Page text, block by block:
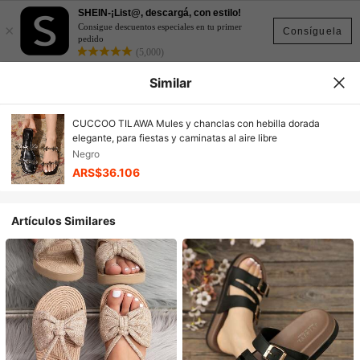
Consíguela
×
SHEIN-¡List@, descargá, con estilo!
Consigue descuentos especiales en tu primer
pedido
(5,000)
Similar
CUCCOO TILAWA Mules y chanclas con hebilla dorada
elegante, para fiestas y caminatas al aire libre
Negro
ARS$36.106
Artículos Similares